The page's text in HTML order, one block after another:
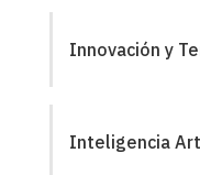
Innovación y
Inteligencia